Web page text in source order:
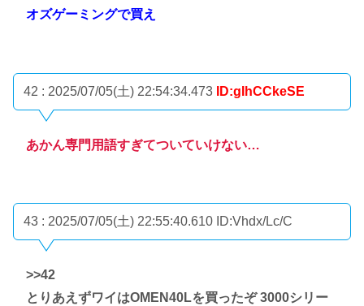
オズゲーミングで買え
42 : 2025/07/05(土) 22:54:34.473 ID:gIhCCkeSE
あかん専門用語すぎてついていけない…
43 : 2025/07/05(土) 22:55:40.610 ID:Vhdx/Lc/C
>>42
とりあえずワイはOMEN40Lを買ったぞ 3000シリー